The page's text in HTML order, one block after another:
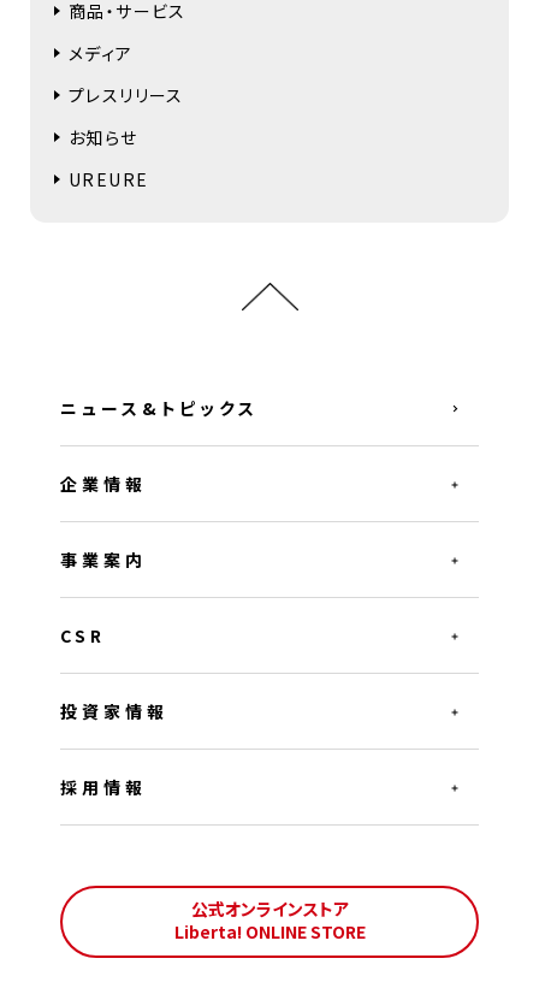
商品・サービス
メディア
プレスリリース
お知らせ
UREURE
ニュース&トピックス
企業情報
事業案内
CSR
投資家情報
採用情報
公式オンラインストア
Liberta! ONLINE STORE